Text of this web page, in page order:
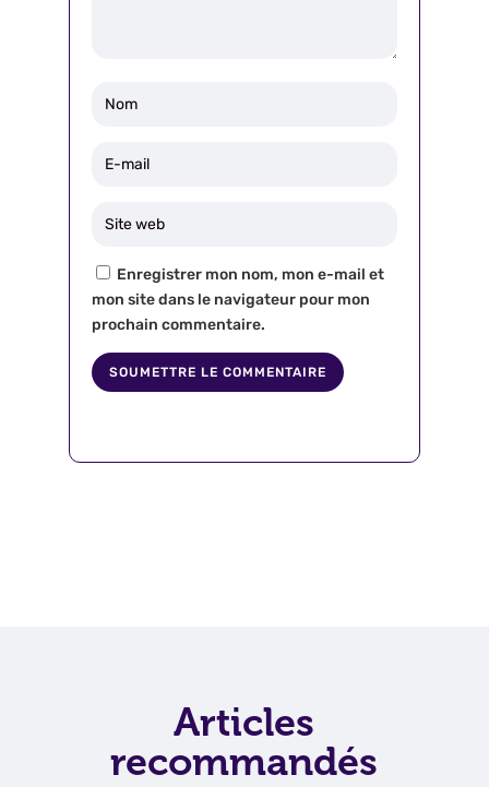
Enregistrer mon nom, mon e-mail et
mon site dans le navigateur pour mon
prochain commentaire.
SOUMETTRE LE COMMENTAIRE
Articles
recommandés